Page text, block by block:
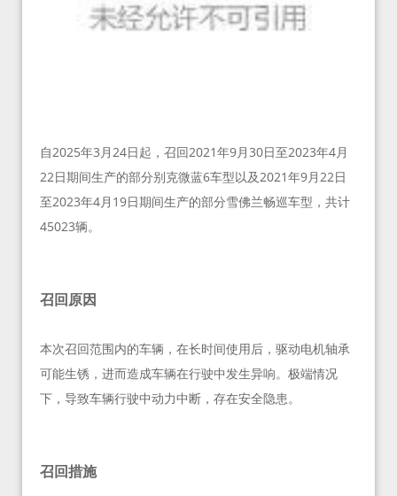
自2025年3月24日起，召回2021年9月30日至2023年4月
22日期间生产的部分别克微蓝6车型以及2021年9月22日
至2023年4月19日期间生产的部分雪佛兰畅巡车型，共计
45023辆。
召回原因
本次召回范围内的车辆，在长时间使用后，驱动电机轴承
可能生锈，进而造成车辆在行驶中发生异响。极端情况
下，导致车辆行驶中动力中断，存在安全隐患。
召回措施